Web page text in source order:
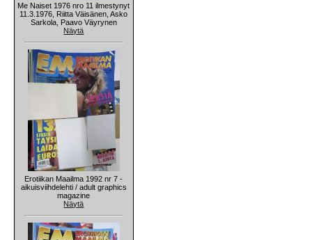
Me Naiset 1976 nro 11 ilmestynyt
11.3.1976, Riitta Väisänen, Asko
Sarkola, Paavo Väyrynen
Näytä
Erotiikan Maailma 1992 nr 7 -
aikuisviihdelehti / adult graphics
magazine
Näytä